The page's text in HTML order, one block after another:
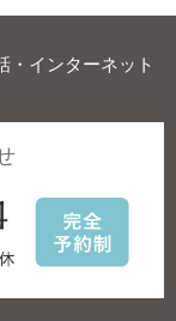
・インターネット